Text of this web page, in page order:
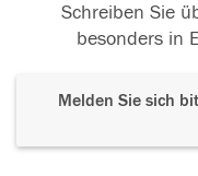
Schreiben Sie
besonders in
Melden Sie sich